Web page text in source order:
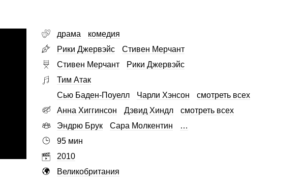
драма
комедия
Рики Джервэйс
Стивен Мерчант
Стивен Мерчант
Рики Джервэйс
Тим Атак
Сью Баден-Поуелл
Чарли Хэнсон
смотреть всех
Анна Хиггинсон
Дэвид Хиндл
смотреть всех
Эндрю Брук
Сара Молкентин
…
95 мин
2010
Великобритания